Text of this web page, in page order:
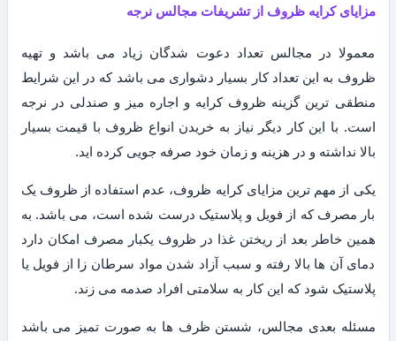
مزایای کرایه ظروف از تشریفات مجالس نرجه
معمولا در مجالس تعداد دعوت شدگان زیاد می باشد و تهیه
ظروف به این تعداد کار بسیار دشواری می باشد که در این شرایط
منطقی ترین گزینه ظروف کرایه و اجاره میز و صندلی در نرجه
است. با این کار دیگر نیاز به خریدن انواع ظروف با قیمت بسیار
بالا نداشته و در هزینه و زمان خود صرفه جویی کرده اید.
یکی از مهم ترین مزایای کرایه ظروف، عدم استفاده از ظروف یک
بار مصرف که از فویل و پلاستیک درست شده است، می باشد. به
همین خاطر بعد از ریختن غذا در ظروف یکبار مصرف امکان دارد
دمای آن ها بالا رفته و سبب آزاد شدن مواد سرطان زا از فویل یا
پلاستیک شود که این کار به سلامتی افراد صدمه می زند.
مسئله بعدی مجالس، شستن ظرف ها به صورت تمیز می باشد